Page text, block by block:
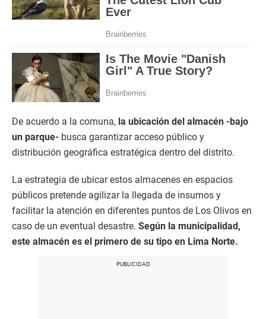
De acuerdo a la comuna, la ubicación del almacén -bajo
un parque- busca garantizar acceso público y
distribución geográfica estratégica dentro del distrito.
La estrategia de ubicar estos almacenes en espacios
públicos pretende agilizar la llegada de insumos y
facilitar la atención en diferentes puntos de Los Olivos en
caso de un eventual desastre. Según la municipalidad,
este almacén es el primero de su tipo en Lima Norte.